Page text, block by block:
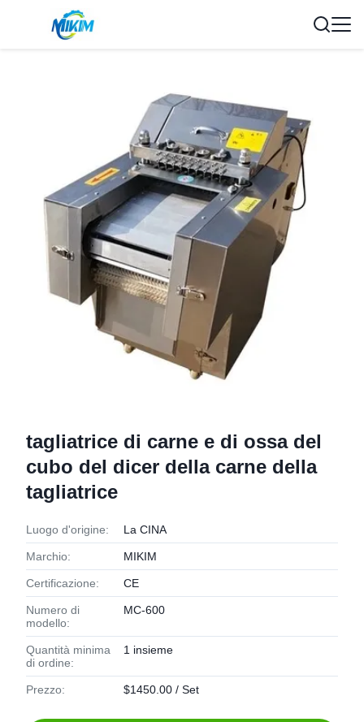
tagliatrice di carne e di ossa del
cubo del dicer della carne della
tagliatrice
Luogo d'origine: La CINA
Marchio: MIKIM
Certificazione: CE
Numero di
modello:
MC-600
Quantità minima
di ordine:
1 insieme
Prezzo: $1450.00 / Set